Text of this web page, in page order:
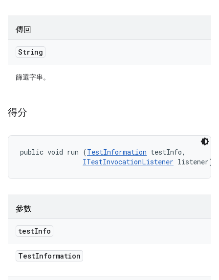
傳回
String
篩選字串。
得分
public void run (TestInformation testInfo,
ITestInvocationListener listener)
參數
testInfo
TestInformation